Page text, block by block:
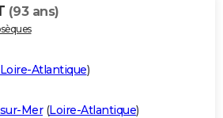
(93 ans)
Loire-Atlantique)
Mer(Loire-Atlantique)